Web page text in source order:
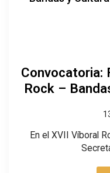
Convocatoria:
Rock –
En el XVII Víboral